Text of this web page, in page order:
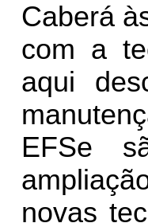
Caberá
com a
aqui
EFSe
novas